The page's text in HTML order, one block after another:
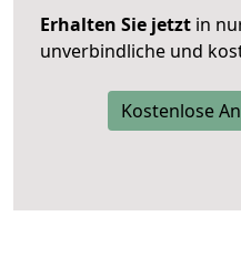
Erhalten Sie jetzt in
unverbindliche und
Kostenlose